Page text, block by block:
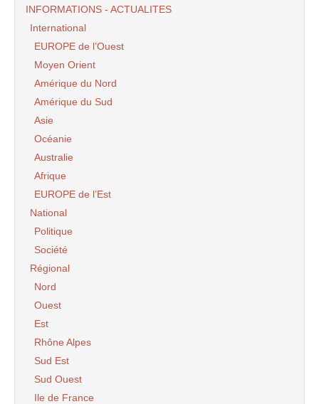
INFORMATIONS - ACTUALITES
International
EUROPE de l’Ouest
Moyen Orient
Amérique du Nord
Amérique du Sud
Asie
Océanie
Australie
Afrique
EUROPE de l’Est
National
Politique
Société
Régional
Nord
Ouest
Est
Rhône Alpes
Sud Est
Sud Ouest
Ile de France